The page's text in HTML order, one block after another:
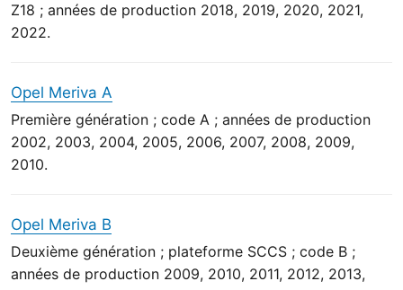
Z18 ; années de production 2018, 2019, 2020, 2021,
2022.
Opel Meriva A
Première génération ; code A ; années de production
2002, 2003, 2004, 2005, 2006, 2007, 2008, 2009,
2010.
Opel Meriva B
Deuxième génération ; plateforme SCCS ; code B ;
années de production 2009, 2010, 2011, 2012, 2013,